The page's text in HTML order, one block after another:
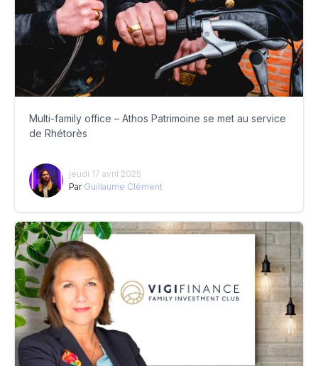
Multi-family office – Athos Patrimoine se met au service
de Rhétorès
jeudi 17 avril 2025
Par Guillaume Clément